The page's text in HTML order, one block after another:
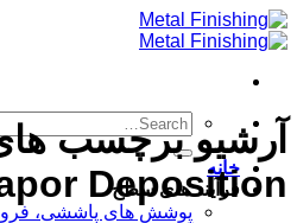
Skip
to
خانه
فرآیند های سطح
پوشش های پاششی،
آرشیو برچسب
Deposition